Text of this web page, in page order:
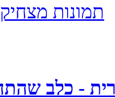
תמונות
- כלב